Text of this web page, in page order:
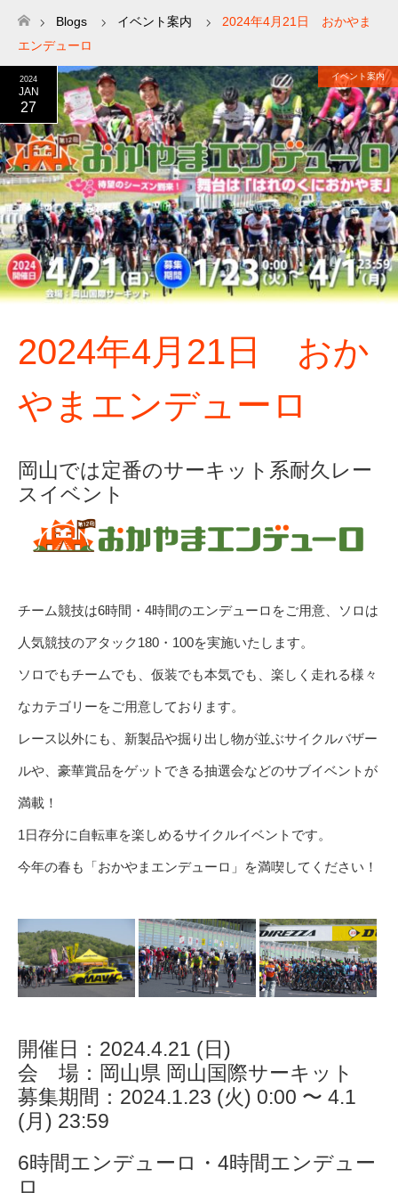
ホーム
Blogs イベント案内
2024年4月21日 おかやま
エンデューロ
2024
JAN
27
イベント案内
2024年4月21日 おか
やまエンデューロ
岡山では定番のサーキット系耐久レー
スイベント
チーム競技は6時間・4時間のエンデューロをご用意、ソロは
人気競技のアタック180・100を実施いたします。
ソロでもチームでも、仮装でも本気でも、楽しく走れる様々
なカテゴリーをご用意しております。
レース以外にも、新製品や掘り出し物が並ぶサイクルバザー
ルや、豪華賞品をゲットできる抽選会などのサブイベントが
満載！
1日存分に自転車を楽しめるサイクルイベントです。
今年の春も「おかやまエンデューロ」を満喫してください！
開催日：2024.4.21 (日)
会 場：岡山県 岡山国際サーキット
募集期間：2024.1.23 (火) 0:00 〜 4.1
(月) 23:59
6時間エンデューロ・4時間エンデュー
ロ